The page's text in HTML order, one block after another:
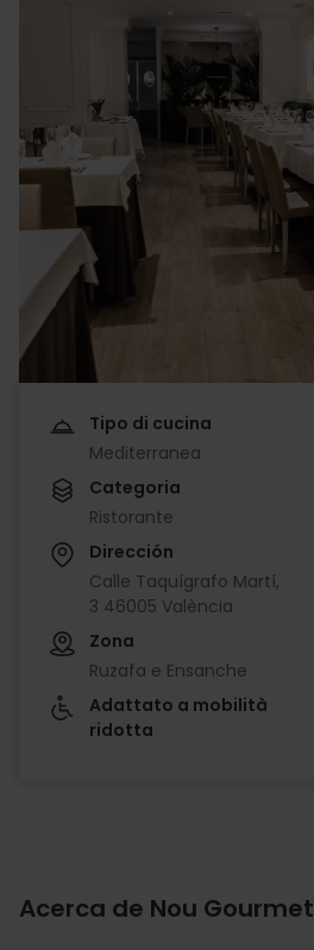
Tipo di cucina
Mediterranea
Categoria
Ristorante
Dirección
Calle Taquígrafo Martí,
3 46005 València
Zona
Ruzafa e Ensanche
Adattato a mobilità
ridotta
Acerca de Nou Gourmet